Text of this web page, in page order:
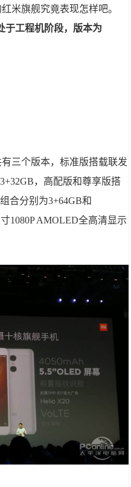
米旗舰究竟表现怎样吧。
于工程机阶段，版本为
三个版本，标准版搭载联发
，高配版和尊享版搭
合分别为3+64GB和
1080P AMOLED全高清显示